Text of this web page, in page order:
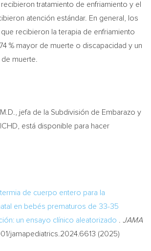
tratamiento de enfriamiento y el
atención estándar. En general, los
recibieron la terapia de enfriamiento
% mayor de muerte o discapacidad y un
muerte.
, M.D., jefa de la Subdivisión de Embarazo y
está disponible para hacer
de cuerpo entero para la
en bebés prematuros de 33-35
un ensayo clínico aleatorizado
JAMA
jamapediatrics.2024.6613 (2025)